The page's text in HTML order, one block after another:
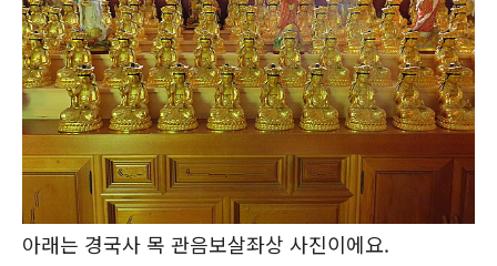
아래는 경국사 목 관음보살좌상 사진이에요.